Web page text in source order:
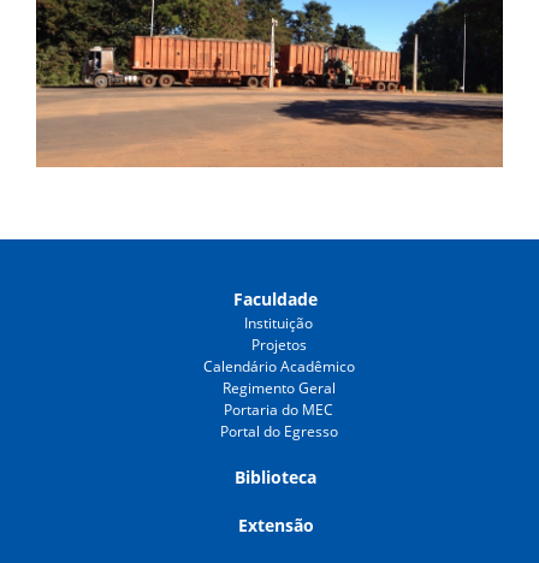
Faculdade
Instituição
Projetos
Calendário Acadêmico
Regimento Geral
Portaria do MEC
Portal do Egresso
Biblioteca
Extensão